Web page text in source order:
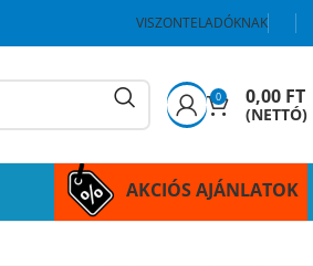
VISZONTELADÓKNAK
0 0,00 FT
(NETTÓ)
AKCIÓS AJÁNLATOK